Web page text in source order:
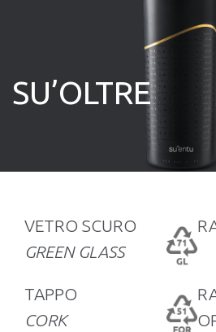
SU’OLTRE
VETRO SCURO
GREEN GLASS
TAPPO
CORK